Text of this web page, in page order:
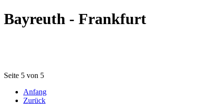
Bayreuth - Frankfurt
Seite 5 von 5
Anfang
Zurück